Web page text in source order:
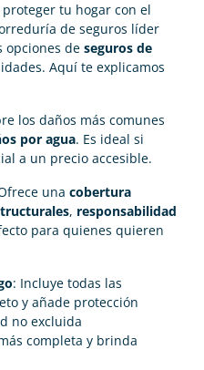
tu hogar con el
de seguros líder
opciones de seguros de
Aquí te explicamos
los daños más comunes
por agua. Es ideal si
a un precio accesible.
una cobertura
, responsabilidad
para quienes quieren
: Incluye todas las
y añade protección
no excluida
completa y brinda